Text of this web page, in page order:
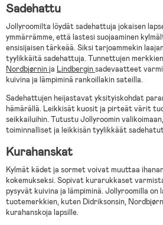
Sadehattu
Jollyroomilta löydät sadehattuja jokaisen
ymmärrämme, että lastesi suojaaminen
ensisijaisen tärkeää. Siksi tarjoammekin
tyylikkäitä sadehattuja. Tunnettujen
Nordbjørninja Lindberginsadevaatteet
kuivina ja lämpiminä rankoillakin sateilla.
Sadehattujen heijastavat yksityiskohdat
hämärällä. Leikkisät kuosit ja pirteät värit
seikkailuihin. Tutustu Jollyroomin
toiminnalliset ja leikkisän tyylikkäät
Kurahanskat
Kylmät kädet ja sormet voivat muuttaa
kokemukseksi. Sopivat kurarukkaset
pysyvät kuivina ja lämpiminä. Jollyroomilla on
tuotemerkkien, kuten Didriksonsin,
kurahanskoja lapsille.